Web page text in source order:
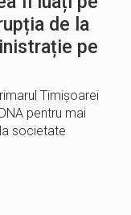
de la
pe
Timișoarei
pentru mai
societate